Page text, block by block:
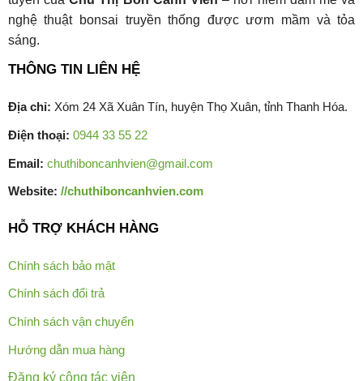
nghệ thuật bonsai truyền thống được ươm mầm và tỏa
sáng.
THÔNG TIN LIÊN HỆ
Địa chỉ: Xóm 24 Xã Xuân Tín, huyện Thọ Xuân, tỉnh Thanh Hóa.
Điện thoại: 0944 33 55 22
Email: chuthiboncanhvien@gmail.com
Website: //chuthiboncanhvien.com
HỖ TRỢ KHÁCH HÀNG
Chính sách bảo mật
Chính sách đổi trả
Chính sách vận chuyển
Hướng dẫn mua hàng
Đăng ký cộng tác viên